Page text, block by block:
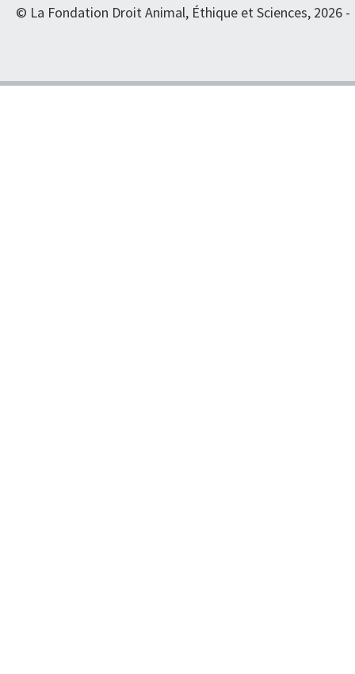
© La Fondation Droit Animal, Éthique et Sciences, 2026 -